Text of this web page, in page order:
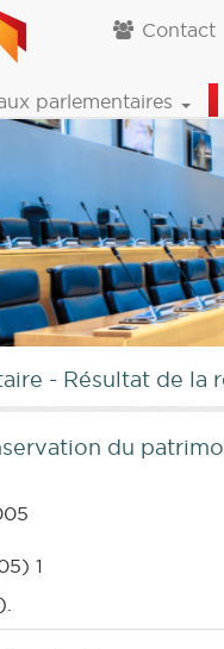
Contact
parlementaires
- Résultat de la
du
1